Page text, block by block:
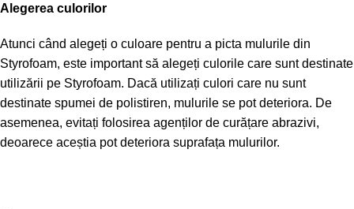
Alegerea culorilor
Atunci când alegeți o culoare pentru a picta mulurile din
Styrofoam, este important să alegeți culorile care sunt destinate
utilizării pe Styrofoam. Dacă utilizați culori care nu sunt
destinate spumei de polistiren, mulurile se pot deteriora. De
asemenea, evitați folosirea agenților de curățare abrazivi,
deoarece aceștia pot deteriora suprafața mulurilor.